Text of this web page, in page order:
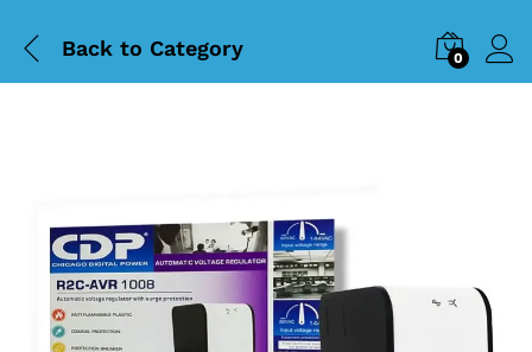
Back to Category 0